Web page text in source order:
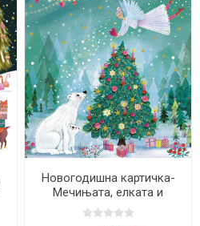
Новогодишна картичка-
Мечињата, елката и
самовилата - Pictura